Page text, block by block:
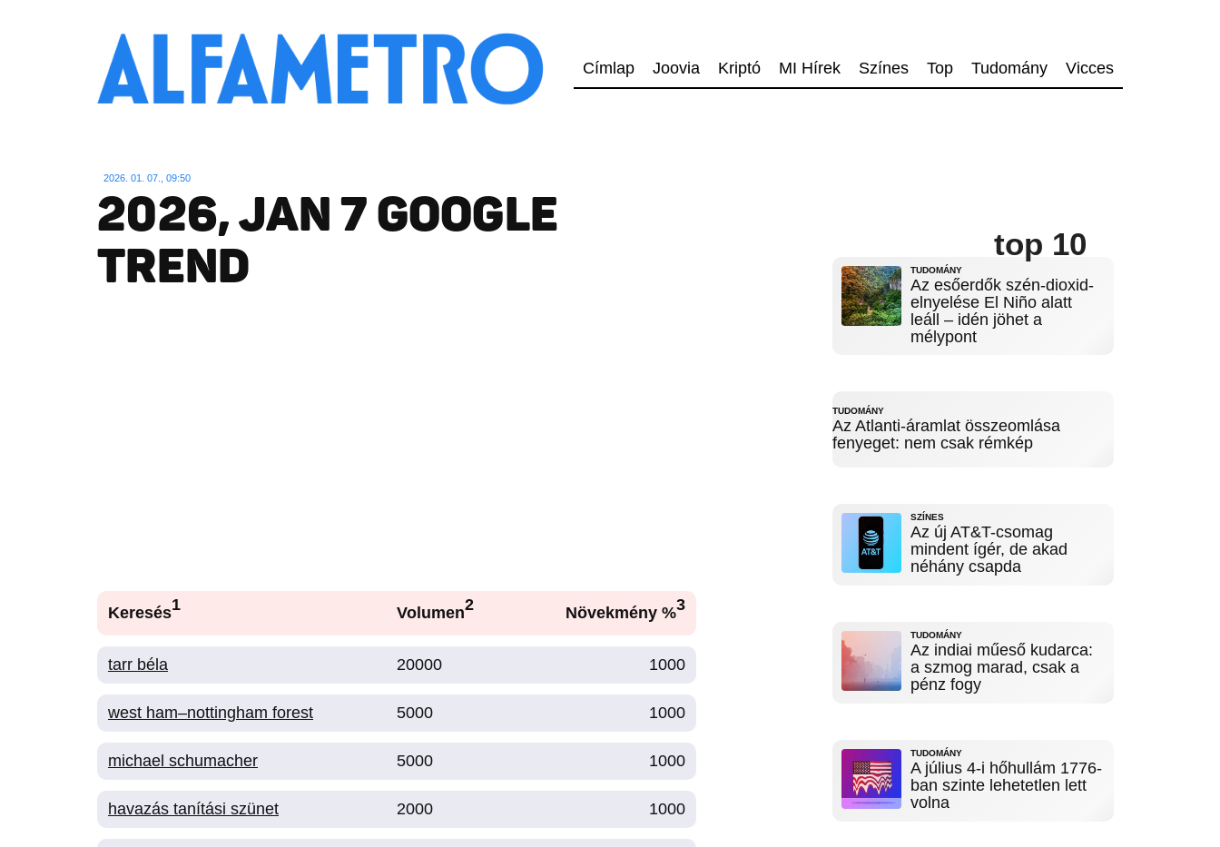
Címlap Joovia Kriptó MI Hírek Színes Top Tudomány Vicces
2026. 01. 07., 09:50
2026, JAN 7 GOOGLE
TREND
Keresés1 Volumen2 Növekmény %3
tarr béla 20000 1000
west ham–nottingham forest 5000 1000
michael schumacher 5000 1000
havazás tanítási szünet 2000 1000
top 10
TUDOMÁNY
Az esőerdők szén-dioxid-
elnyelése El Niño alatt
leáll – idén jöhet a
mélypont
TUDOMÁNY
Az Atlanti-áramlat összeomlása
fenyeget: nem csak rémkép
SZÍNES
Az új AT&T-csomag
mindent ígér, de akad
néhány csapda
TUDOMÁNY
Az indiai műeső kudarca:
a szmog marad, csak a
pénz fogy
TUDOMÁNY
A július 4-i hőhullám 1776-
ban szinte lehetetlen lett
volna